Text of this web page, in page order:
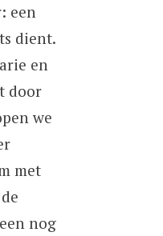
een
dient.
en
door
we
met
nog